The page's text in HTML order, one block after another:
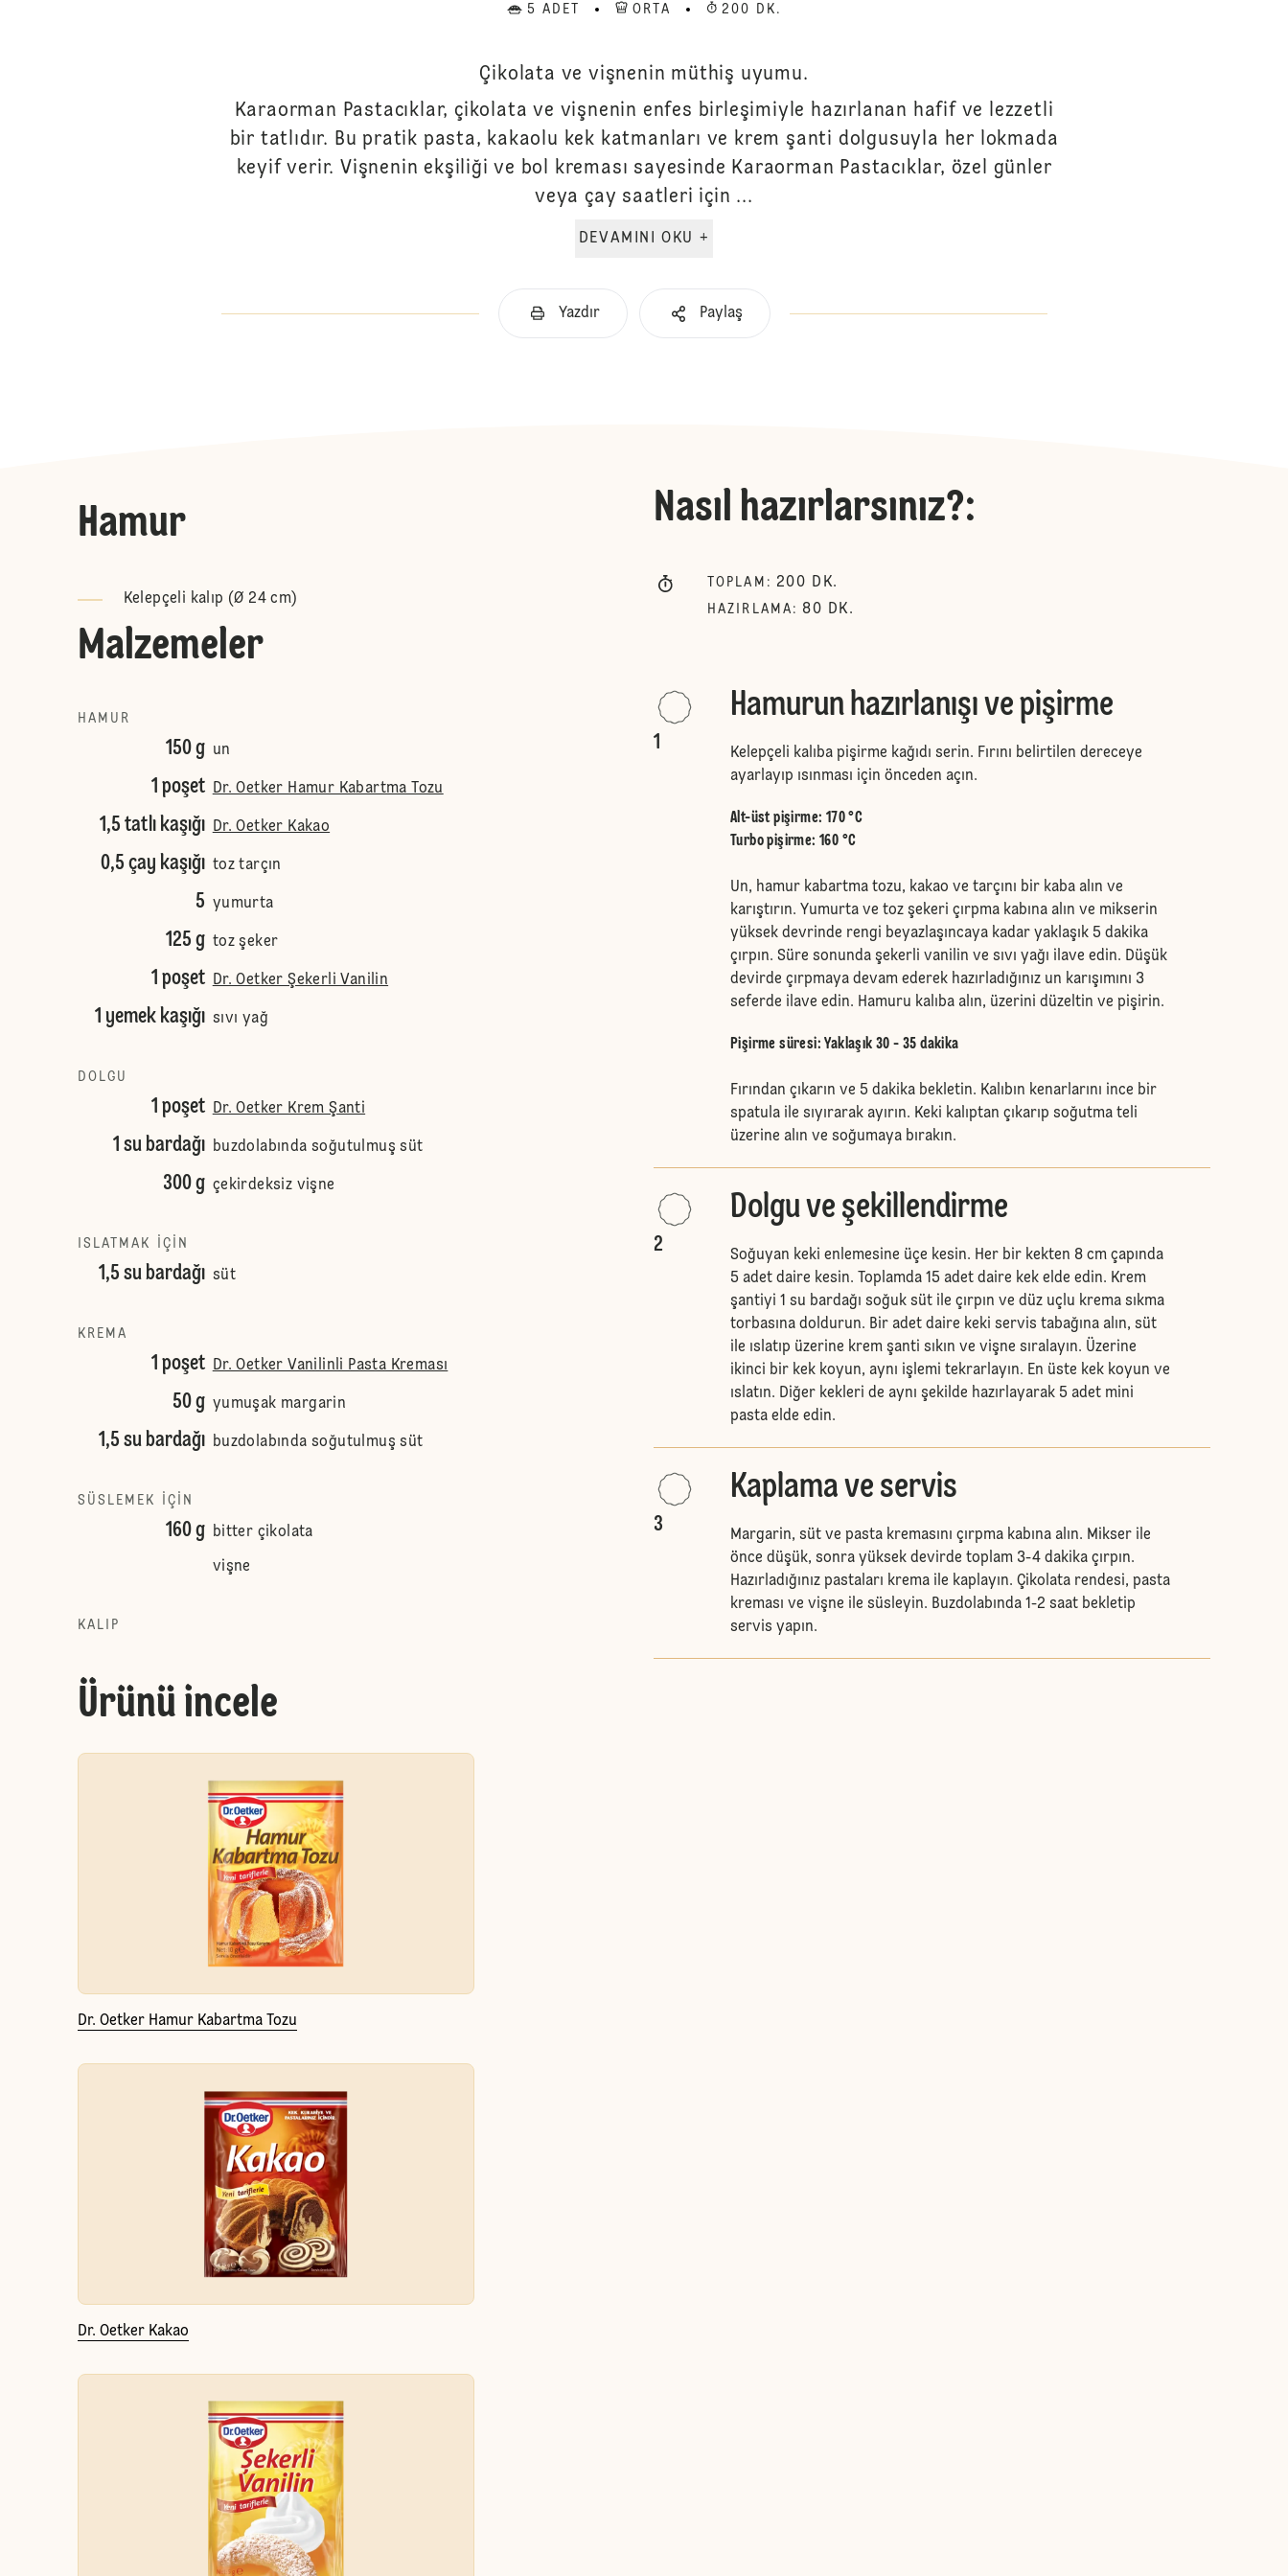
5 ADET ORTA 200 DK.
Çikolata ve vişnenin müthiş uyumu.
Karaorman Pastacıklar, çikolata ve vişnenin enfes birleşimiyle hazırlanan hafif ve lezzetli
bir tatlıdır. Bu pratik pasta, kakaolu kek katmanları ve krem şanti dolgusuyla her lokmada
keyif verir. Vişnenin ekşiliği ve bol kreması sayesinde Karaorman Pastacıklar, özel günler
veya çay saatleri için ...
DEVAMINI OKU +
Yazdır Paylaş
Hamur
Kelepçeli kalıp (Ø 24 cm)
Malzemeler
HAMUR
150 g un
1 poşet Dr. Oetker Hamur Kabartma Tozu
1,5 tatlı kaşığı Dr. Oetker Kakao
0,5 çay kaşığı toz tarçın
5 yumurta
125 g toz şeker
1 poşet Dr. Oetker Şekerli Vanilin
1 yemek kaşığı sıvı yağ
DOLGU
1 poşet Dr. Oetker Krem Şanti
1 su bardağı buzdolabında soğutulmuş süt
300 g çekirdeksiz vişne
ISLATMAK IÇIN
1,5 su bardağı süt
KREMA
1 poşet Dr. Oetker Vanilinli Pasta Kreması
50 g yumuşak margarin
1,5 su bardağı buzdolabında soğutulmuş süt
SÜSLEMEK IÇIN
160 g bitter çikolata
vişne
KALIP
Ürünü incele
Dr. Oetker Hamur Kabartma Tozu
Dr. Oetker Kakao
Nasıl hazırlarsınız?:
TOPLAM : 200 DK.
HAZIRLAMA : 80 DK.
1
Hamurun hazırlanışı ve pişirme
Kelepçeli kalıba pişirme kağıdı serin. Fırını belirtilen dereceye
ayarlayıp ısınması için önceden açın.
Alt-üst pişirme: 170 °C
Turbo pişirme: 160 °C
Un, hamur kabartma tozu, kakao ve tarçını bir kaba alın ve
karıştırın. Yumurta ve toz şekeri çırpma kabına alın ve mikserin
yüksek devrinde rengi beyazlaşıncaya kadar yaklaşık 5 dakika
çırpın. Süre sonunda şekerli vanilin ve sıvı yağı ilave edin. Düşük
devirde çırpmaya devam ederek hazırladığınız un karışımını 3
seferde ilave edin. Hamuru kalıba alın, üzerini düzeltin ve pişirin.
Pişirme süresi: Yaklaşık 30 - 35 dakika
Fırından çıkarın ve 5 dakika bekletin. Kalıbın kenarlarını ince bir
spatula ile sıyırarak ayırın. Keki kalıptan çıkarıp soğutma teli
üzerine alın ve soğumaya bırakın.
2
Dolgu ve şekillendirme
Soğuyan keki enlemesine üçe kesin. Her bir kekten 8 cm çapında
5 adet daire kesin. Toplamda 15 adet daire kek elde edin. Krem
şantiyi 1 su bardağı soğuk süt ile çırpın ve düz uçlu krema sıkma
torbasına doldurun. Bir adet daire keki servis tabağına alın, süt
ile ıslatıp üzerine krem şanti sıkın ve vişne sıralayın. Üzerine
ikinci bir kek koyun, aynı işlemi tekrarlayın. En üste kek koyun ve
ıslatın. Diğer kekleri de aynı şekilde hazırlayarak 5 adet mini
pasta elde edin.
3
Kaplama ve servis
Margarin, süt ve pasta kremasını çırpma kabına alın. Mikser ile
önce düşük, sonra yüksek devirde toplam 3-4 dakika çırpın.
Hazırladığınız pastaları krema ile kaplayın. Çikolata rendesi, pasta
kreması ve vişne ile süsleyin. Buzdolabında 1-2 saat bekletip
servis yapın.